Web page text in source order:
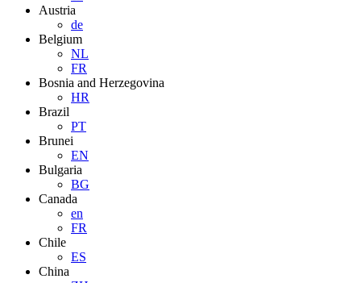
Austria
de
Belgium
NL
FR
Bosnia and Herzegovina
HR
Brazil
PT
Brunei
EN
Bulgaria
BG
Canada
en
FR
Chile
ES
China